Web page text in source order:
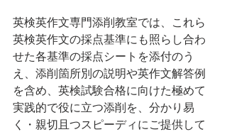
英検英作文専門添削教室では、これら
英検英作文の採点基準にも照らし合わ
せた各基準の採点シートを添付のう
え、添削箇所別の説明や英作文解答例
を含め、英検試験合格に向けた極めて
実践的で役に立つ添削を、分かり易
く・親切且つスピーディにご提供して